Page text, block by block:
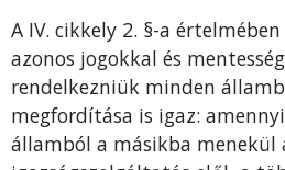
A IV. cikkely 2. §-a
azonos jogokkal és
rendelkezniük minden
megfordítása is igaz:
államból a másikba